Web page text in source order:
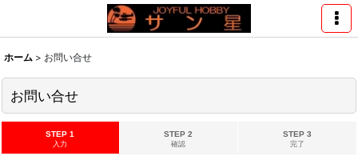
ホーム > お問い合せ
お問い合せ
STEP 1
入力
STEP 2
確認
STEP 3
完了